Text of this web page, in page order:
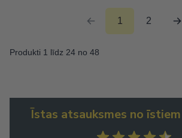
1 2
Produkti 1 līdz 24 no 48
Īstas atsauksmes no